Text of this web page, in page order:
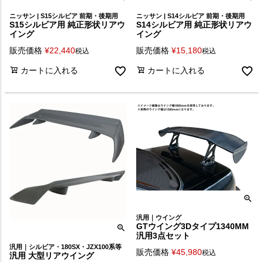
ニッサン | S15シルビア 前期・後期用
S15シルビア用 純正形状リアウ
イング
販売価格 ¥22,440税込
カートに入れる
ニッサン | S14シルビア 前期・後期用
S14シルビア用 純正形状リアウ
イング
販売価格 ¥15,180税込
カートに入れる
汎用｜シルビア・180SX・JZX100系等
汎用 大型リアウイング
汎用｜ウイング
GTウイング3Dタイプ1340MM
汎用3点セット
販売価格 ¥45,980税込